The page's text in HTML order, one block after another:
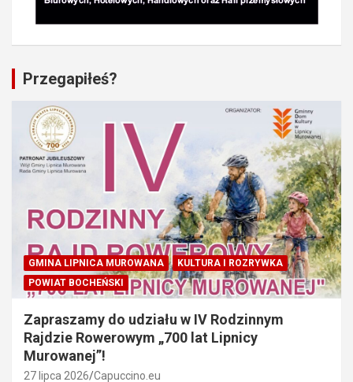
Przegapiłeś?
GMINA LIPNICA MUROWANA
KULTURA I ROZRYWKA
POWIAT BOCHEŃSKI
Zapraszamy do udziału w IV Rodzinnym
Rajdzie Rowerowym „700 lat Lipnicy
Murowanej”!
27 lipca 2026 Capuccino.eu